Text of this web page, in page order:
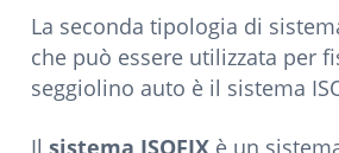
La seconda tipologia di
che può essere utilizzata per
seggiolino auto è il sistema
Il sistema ISOFIX è un